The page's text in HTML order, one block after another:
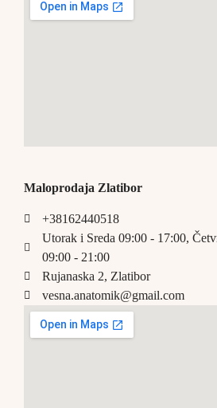
Maloprodaja Zlatibor
+38162440518
Utorak i Sreda 09:00 - 17:00,
09:00 - 21:00
Rujanaska 2, Zlatibor
vesna.anatomik@gmail.com​